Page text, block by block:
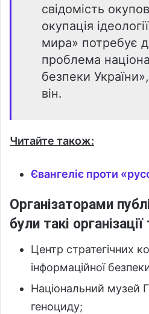
свідомість
окупація
мира» потребує
проблема
безпеки
він.
Читайте також:
Євангеліє проти
Організаторами
були такі
Центр стратегічних
інформаційної
Національний музей
геноциду;